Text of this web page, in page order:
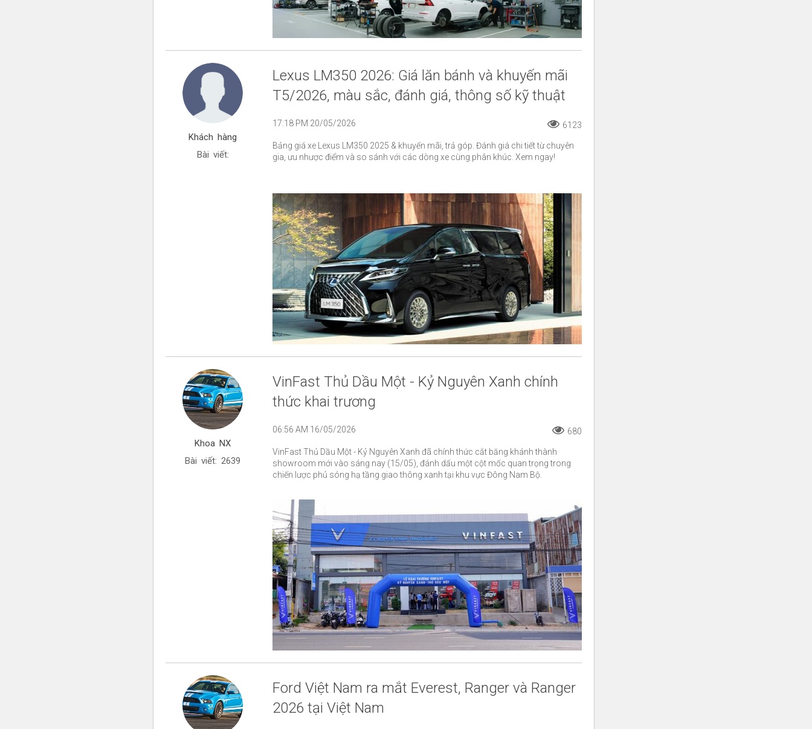
Khách hàng
Bài viết:
Lexus LM350 2026: Giá lăn bánh và khuyến mãi
T5/2026, màu sắc, đánh giá, thông số kỹ thuật
17:18 PM 20/05/2026 6123
Bảng giá xe Lexus LM350 2025 & khuyến mãi, trả góp. Đánh giá chi tiết từ chuyên
gia, ưu nhược điểm và so sánh với các dòng xe cùng phân khúc. Xem ngay!
Khoa NX
Bài viết: 2639
VinFast Thủ Dầu Một - Kỷ Nguyên Xanh chính
thức khai trương
06:56 AM 16/05/2026 680
VinFast Thủ Dầu Một - Kỷ Nguyên Xanh đã chính thức cắt băng khánh thành
showroom mới vào sáng nay (15/05), đánh dấu một cột mốc quan trọng trong
chiến lược phủ sóng hạ tầng giao thông xanh tại khu vực Đông Nam Bộ.​
Ford Việt Nam ra mắt Everest, Ranger và Ranger
2026 tại Việt Nam